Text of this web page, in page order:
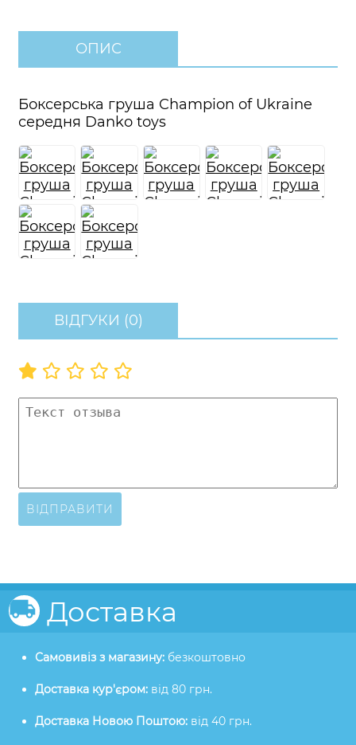
ОПИС
Боксерська груша Champion of Ukraine
середня Danko toys
ВІДГУКИ (0)
ВІДПРАВИТИ
Доставка
Самовивіз з магазину: безкоштовно
Доставка кур'єром: від 80 грн.
Доставка Новою Поштою: від 40 грн.